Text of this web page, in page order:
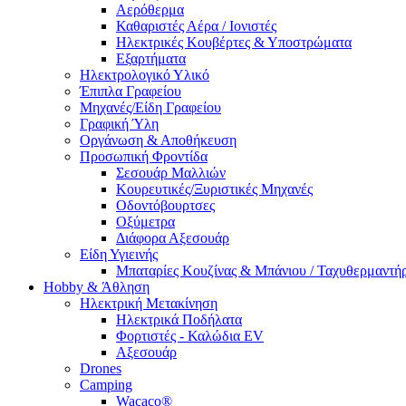
Αερόθερμα
Καθαριστές Αέρα / Ιονιστές
Ηλεκτρικές Κουβέρτες & Υποστρώματα
Εξαρτήματα
Ηλεκτρολογικό Υλικό
Έπιπλα Γραφείου
Μηχανές/Είδη Γραφείου
Γραφική Ύλη
Οργάνωση & Αποθήκευση
Προσωπική Φροντίδα
Σεσουάρ Μαλλιών
Κουρευτικές/Ξυριστικές Μηχανές
Οδοντόβουρτσες
Οξύμετρα
Διάφορα Αξεσουάρ
Είδη Υγιεινής
Μπαταρίες Κουζίνας & Μπάνιου /
Ηobby & Άθληση
Ηλεκτρική Μετακίνηση
Ηλεκτρικά Ποδήλατα
Φορτιστές - Καλώδια EV
Αξεσουάρ
Drones
Camping
Wacaco®